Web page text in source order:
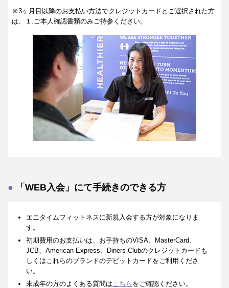
※3ヶ月目以降のお支払い方法でクレジットカードとご選択された方
は、１.ご本人確認書類のみご持参ください。
「WEB入会」にて手続きのできる方
エニタイムフィットネスに新規入会する方が対象になりま
す。
初期費用のお支払いは、お手持ちのVISA、MasterCard、
JCB、American Express、Diners Clubのクレジットカードも
しくはこれらのブランドのデビットカードをご利用くださ
い。
未成年の方のよくある質問はこちら をご確認ください。